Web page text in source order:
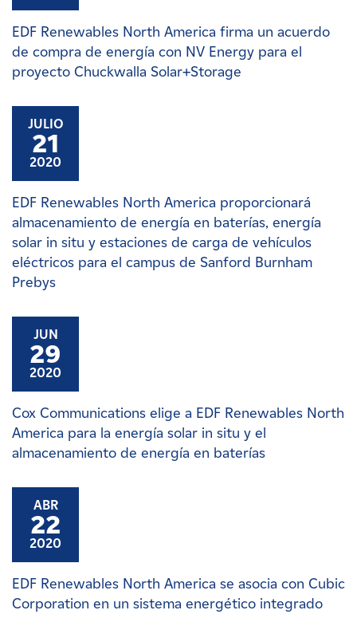
EDF Renewables North America firma un acuerdo
de compra de energía con NV Energy para el
proyecto Chuckwalla Solar+Storage
JULIO
21
2020
EDF Renewables North America proporcionará
almacenamiento de energía en baterías, energía
solar in situ y estaciones de carga de vehículos
eléctricos para el campus de Sanford Burnham
Prebys
JUN
29
2020
Cox Communications elige a EDF Renewables North
America para la energía solar in situ y el
almacenamiento de energía en baterías
ABR
22
2020
EDF Renewables North America se asocia con Cubic
Corporation en un sistema energético integrado